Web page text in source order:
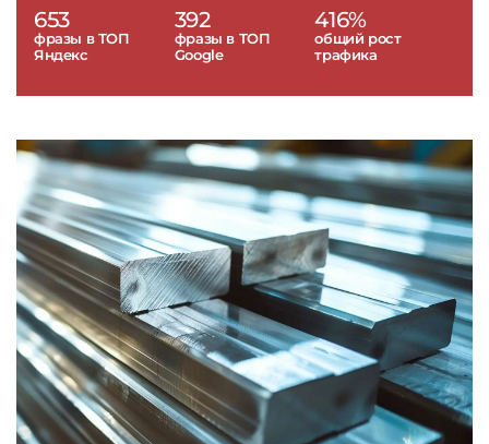
653
фразы в ТОП
Яндекс
392
фразы в ТОП
Google
416%
общий рост
трафика